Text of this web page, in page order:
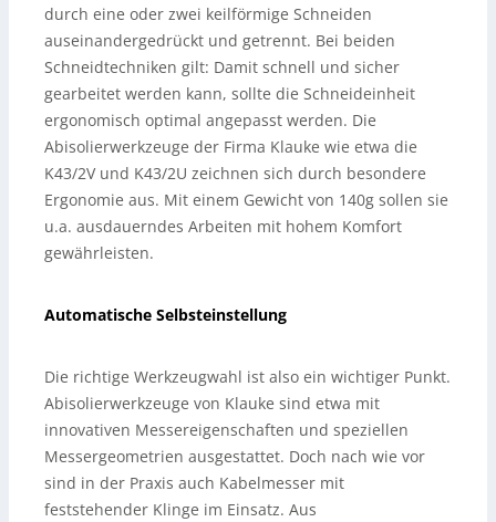
durch eine oder zwei keilförmige Schneiden
auseinandergedrückt und getrennt. Bei beiden
Schneidtechniken gilt: Damit schnell und sicher
gearbeitet werden kann, sollte die Schneideinheit
ergonomisch optimal angepasst werden. Die
Abisolierwerkzeuge der Firma Klauke wie etwa die
K43/2V und K43/2U zeichnen sich durch besondere
Ergonomie aus. Mit einem Gewicht von 140g sollen sie
u.a. ausdauerndes Arbeiten mit hohem Komfort
gewährleisten.
Automatische Selbsteinstellung
Die richtige Werkzeugwahl ist also ein wichtiger Punkt.
Abisolierwerkzeuge von Klauke sind etwa mit
innovativen Messereigenschaften und speziellen
Messergeometrien ausgestattet. Doch nach wie vor
sind in der Praxis auch Kabelmesser mit
feststehender Klinge im Einsatz. Aus